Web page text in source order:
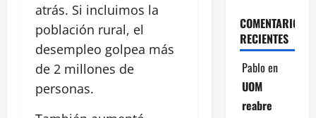
atrás. Si incluimos la
población rural, el
desempleo golpea más
de 2 millones de
personas.
COMENTARIOS
RECIENTES
Pablo en
UOM
reabre